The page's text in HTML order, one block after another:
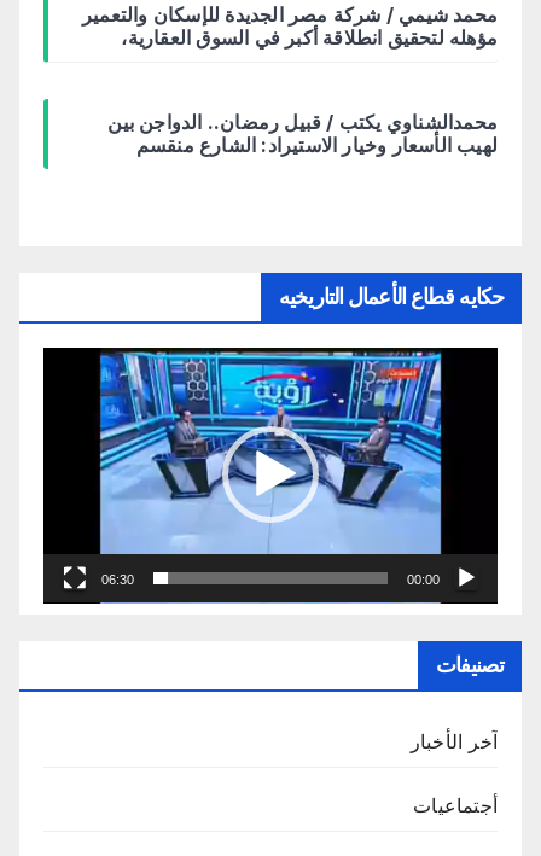
محمد شيمي / شركة مصر الجديدة للإسكان والتعمير
مؤهله لتحقيق انطلاقة أكبر في السوق العقارية،
محمدالشناوي يكتب / قبيل رمضان.. الدواجن بين
لهيب الأسعار وخيار الاستيراد: الشارع منقسم
حكايه قطاع الأعمال التاريخيه
00:00
06:30
تصنيفات
آخر الأخبار
أجتماعيات